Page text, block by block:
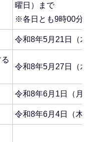
曜日）まで
※各日とも9時00分
令和8年5月21日（木
令和8年5月27日（水
令和8年6月1日（月
令和8年6月4日（木